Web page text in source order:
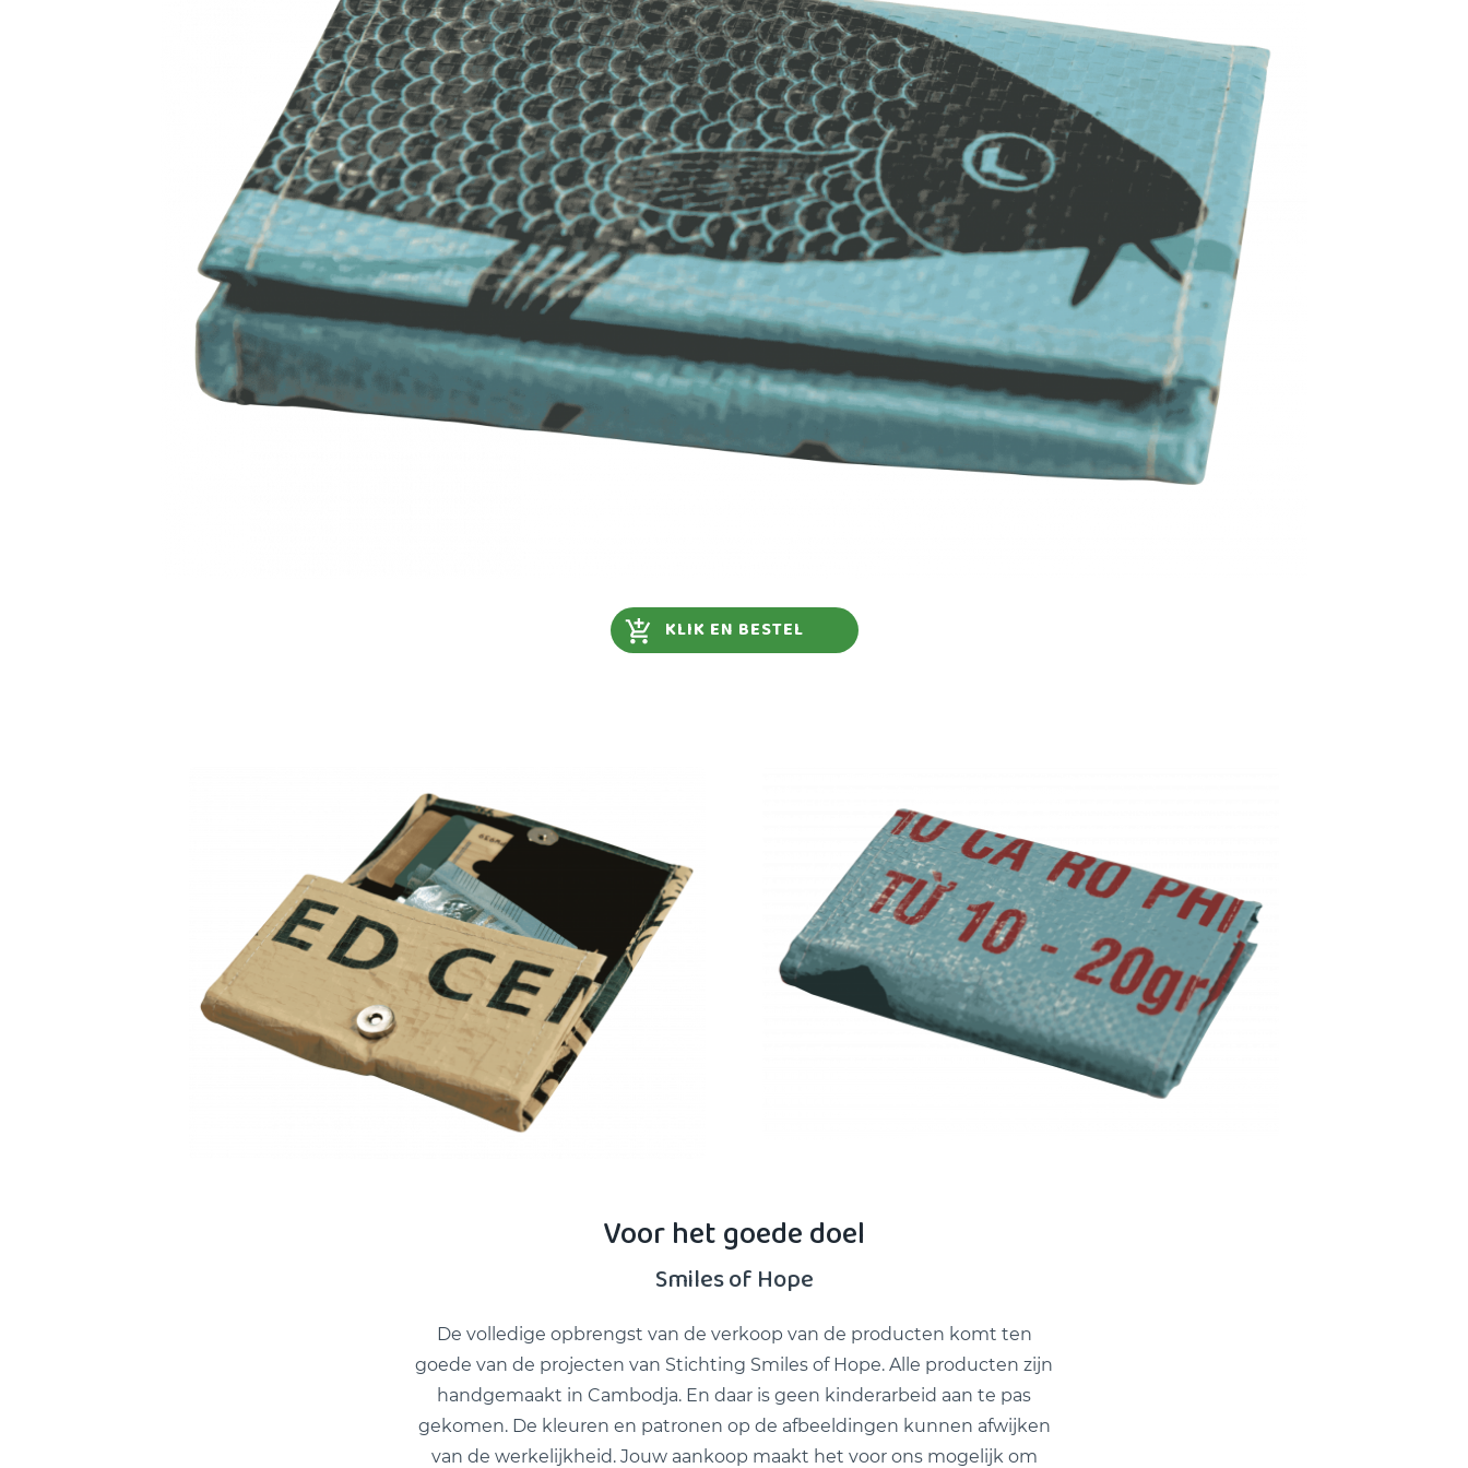
KLIK EN BESTEL
Voor het goede doel
Smiles of Hope
De volledige opbrengst van de verkoop van de producten komt ten
goede van de projecten van Stichting Smiles of Hope. Alle producten zijn
handgemaakt in Cambodja. En daar is geen kinderarbeid aan te pas
gekomen. De kleuren en patronen op de afbeeldingen kunnen afwijken
van de werkelijkheid. Jouw aankoop maakt het voor ons mogelijk om